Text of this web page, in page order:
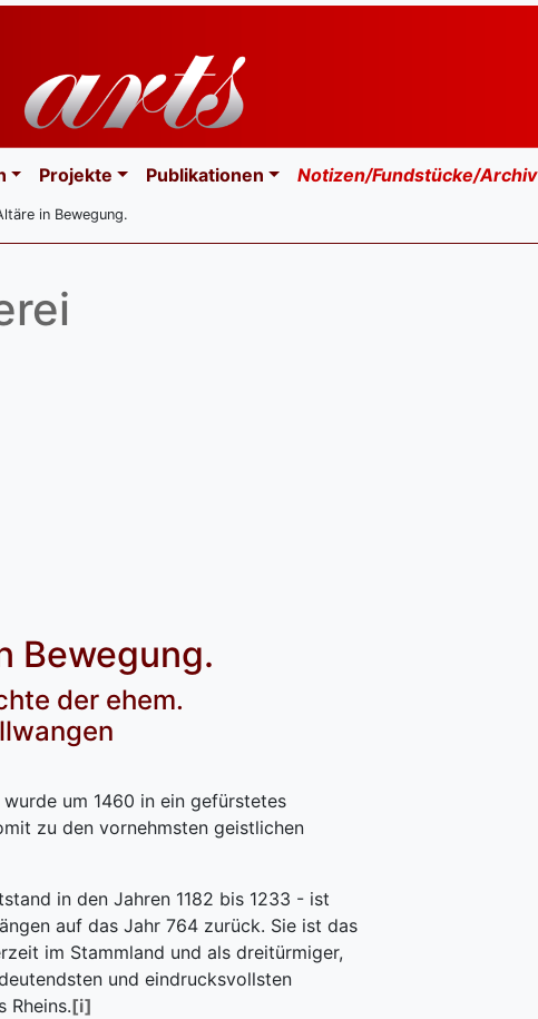
Projekte Publikationen Notizen/Fundstücke/Archiv
in Bewegung.
Bewegung.
der ehem.
um 1460 in ein gefürstetes
zu den vornehmsten geistlichen
in den Jahren 1182 bis 1233 - ist
auf das Jahr 764 zurück. Sie ist das
im Stammland und als dreitürmiger,
und eindrucksvollsten
Rheins.[i]